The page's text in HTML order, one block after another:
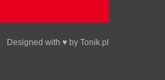
Designed with ♥ by Tonik.pl